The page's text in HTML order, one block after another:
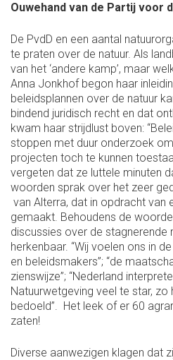
Ouwehand van de Partij voor
De PvdD en een aantal
te praten over de natuur. Als
van het ‘andere kamp’, maar
Anna Jonkhof begon haar
beleidsplannen over de natuur
bindend juridisch recht en dat
kwam haar strijdlust boven:
stoppen met duur onderzoek
projecten toch te kunnen
vergeten dat ze luttele minuten
woorden sprak over het zeer
van Alterra, dat in opdracht van
gemaakt. Behoudens de
discussies over de stagnerende
herkenbaar. “Wij voelen ons in
en beleidsmakers”; “de
zienswijze”; “Nederland
Natuurwetgeving veel te star, zo
bedoeld”. Het leek of er 60
zaten!
Diverse aanwezigen klagen dat